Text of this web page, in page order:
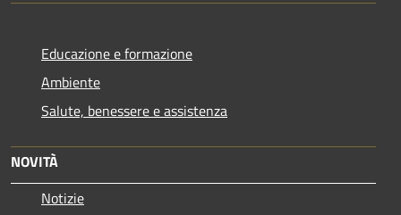
Educazione e formazione
Ambiente
Salute, benessere e assistenza
NOVITÀ
Notizie